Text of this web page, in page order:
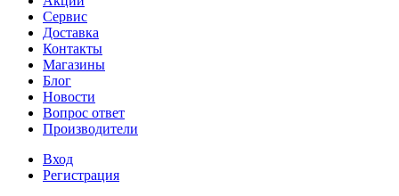
Сервис
Доставка
Контакты
Магазины
Блог
Новости
Вопрос ответ
Производители
Вход
Регистрация